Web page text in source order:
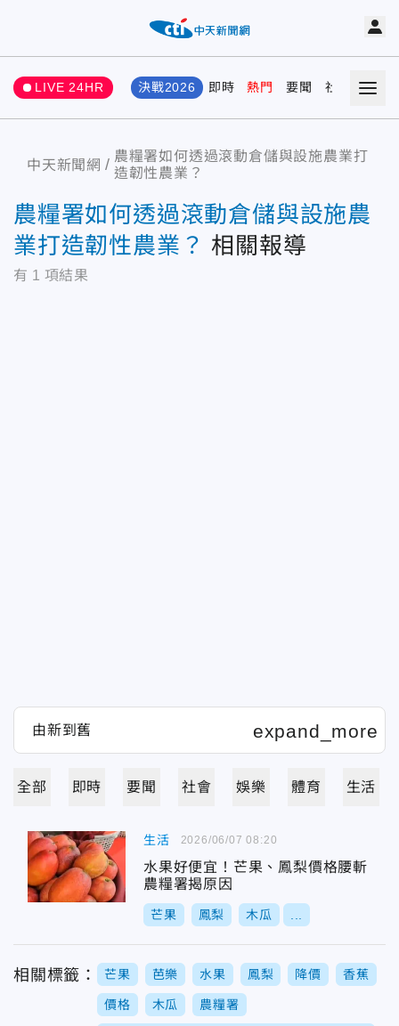
LIVE 24HR 決戰2026 即時 熱門 要聞 社會 娛樂
中天新聞網
農糧署如何透過滾動倉儲與設施農業打
造韌性農業？
農糧署如何透過滾動倉儲與設施農
業打造韌性農業？ 相關報導
有 1 項結果
全部 即時 要聞 社會 娛樂 體育 生活
生活
水果好便宜！芒果、鳳梨價格腰斬
農糧署揭原因
芒果 鳳梨 木瓜
2026/06/07 08:20
相關標籤： 芒果 芭樂 水果 鳳梨 降價 香蕉
價格 木瓜 農糧署